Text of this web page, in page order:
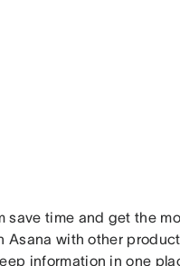
time and get the
Asana with other
information in one